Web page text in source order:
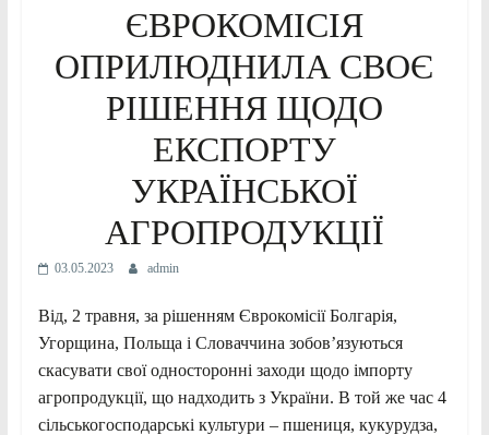
ЄВРОКОМІСІЯ
ОПРИЛЮДНИЛА СВОЄ
РІШЕННЯ ЩОДО
ЕКСПОРТУ
УКРАЇНСЬКОЇ
АГРОПРОДУКЦІЇ
03.05.2023 admin
Від, 2 травня, за рішенням Єврокомісії Болгарія,
Угорщина, Польща і Словаччина зобов’язуються
скасувати свої односторонні заходи щодо імпорту
агропродукції, що надходить з України. В той же час 4
сільськогосподарські культури – пшениця, кукурудза,